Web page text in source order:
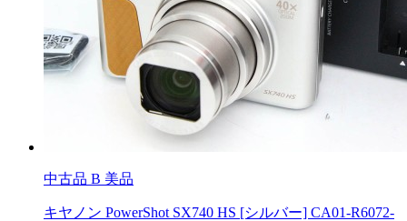
中古品 B 美品
キヤノン PowerShot SX740 HS [シルバー] CA01-R6072-